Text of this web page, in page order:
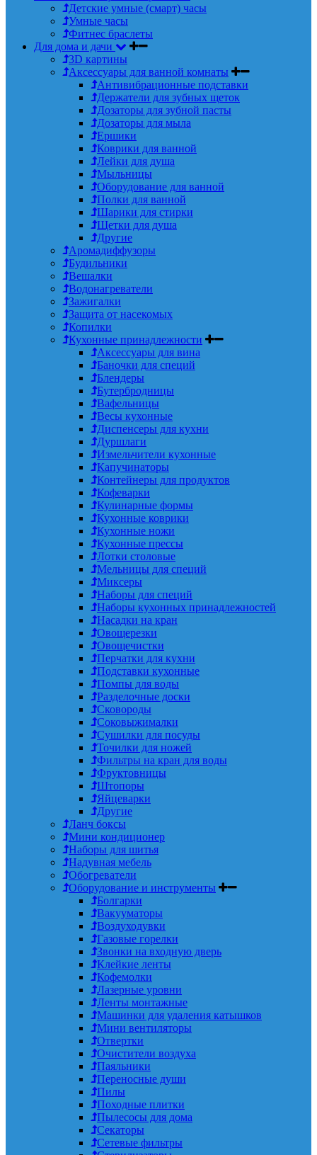
Детские умные (смарт) часы
Умные часы
Фитнес браслеты
Для дома и дачи
3D картины
Аксессуары для ванной комнаты
Антивибрационные подставки
Держатели для зубных щеток
Дозаторы для зубной пасты
Дозаторы для мыла
Ершики
Коврики для ванной
Лейки для душа
Мыльницы
Оборудование для ванной
Полки для ванной
Шарики для стирки
Щетки для душа
Другие
Аромадиффузоры
Будильники
Вешалки
Водонагреватели
Зажигалки
Защита от насекомых
Копилки
Кухонные принадлежности
Аксессуары для вина
Баночки для специй
Блендеры
Бутербродницы
Вафельницы
Весы кухонные
Диспенсеры для кухни
Дуршлаги
Измельчители кухонные
Капучинаторы
Контейнеры для продуктов
Кофеварки
Кулинарные формы
Кухонные коврики
Кухонные ножи
Кухонные прессы
Лотки столовые
Мельницы для специй
Миксеры
Наборы для специй
Наборы кухонных принадлежностей
Насадки на кран
Овощерезки
Овощечистки
Перчатки для кухни
Подставки кухонные
Помпы для воды
Разделочные доски
Сковороды
Соковыжималки
Сушилки для посуды
Точилки для ножей
Фильтры на кран для воды
Фруктовницы
Штопоры
Яйцеварки
Другие
Ланч боксы
Мини кондиционер
Наборы для шитья
Надувная мебель
Обогреватели
Оборудование и инструменты
Болгарки
Вакууматоры
Воздуходувки
Газовые горелки
Звонки на входную дверь
Клейкие ленты
Кофемолки
Лазерные уровни
Ленты монтажные
Машинки для удаления катышков
Мини вентиляторы
Отвертки
Очистители воздуха
Паяльники
Переносные души
Пилы
Походные плитки
Пылесосы для дома
Секаторы
Сетевые фильтры